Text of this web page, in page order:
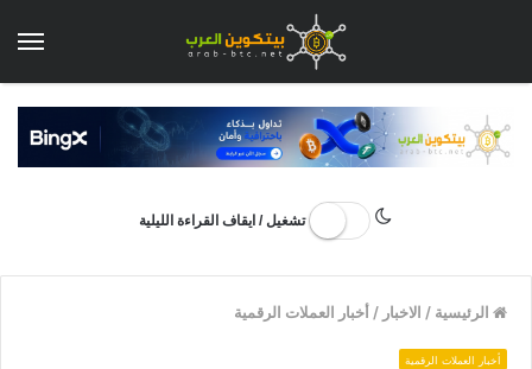
تشغيل / ايقاف القراءة الليلية
الرئيسية / الاخبار /أخبار العملات الرقمية
أخبار العملات الرقمية